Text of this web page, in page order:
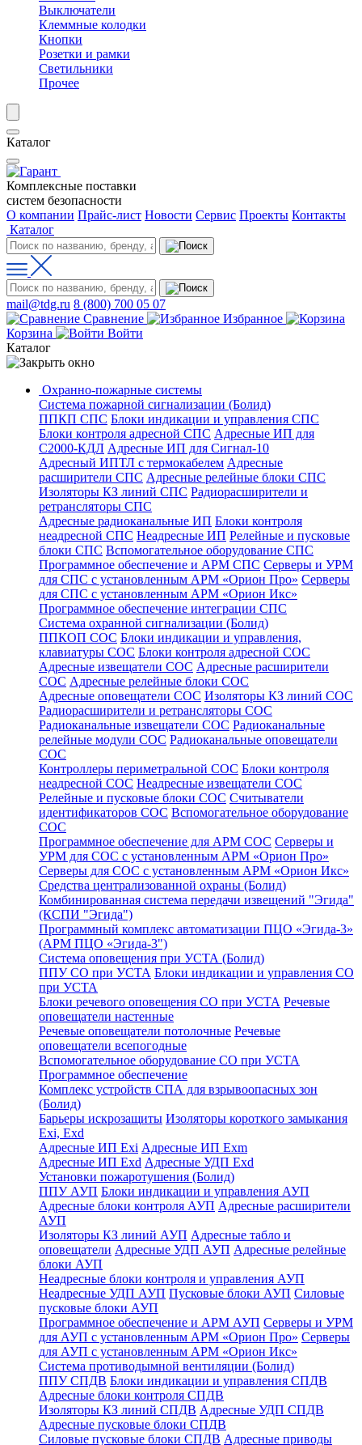
Выключатели
Клеммные колодки
Кнопки
Розетки и рамки
Светильники
Прочее
Каталог
Комплексные поставки
систем безопасности
О компании Прайс-лист Новости Сервис Проекты Контакты
Каталог
mail@tdg.ru 8 (800) 700 05 07
Сравнение
Избранное
Корзина
Войти
Каталог
Охранно-пожарные системы
Система пожарной сигнализации (Болид)
ППКП СПС Блоки индикации и управления СПС
Блоки контроля адресной СПС Адресные ИП для
С2000-КДЛ Адресные ИП для Сигнал-10
Адресный ИПТЛ с термокабелем Адресные
расширители СПС Адресные релейные блоки СПС
Изоляторы КЗ линий СПС Радиорасширители и
ретрансляторы СПС
Адресные радиоканальные ИП Блоки контроля
неадресной СПС Неадресные ИП Релейные и пусковые
блоки СПС Вспомогательное оборудование СПС
Программное обеспечение и АРМ СПС Серверы и УРМ
для СПС с установленным АРМ «Орион Про» Серверы
для СПС с установленным АРМ «Орион Икс»
Программное обеспечение интеграции СПС
Система охранной сигнализации (Болид)
ППКОП СОС Блоки индикации и управления,
клавиатуры СОС Блоки контроля адресной СОС
Адресные извещатели СОС Адресные расширители
СОС Адресные релейные блоки СОС
Адресные оповещатели СОС Изоляторы КЗ линий СОС
Радиорасширители и ретрансляторы СОС
Радиоканальные извещатели СОС Радиоканальные
релейные модули СОС Радиоканальные оповещатели
СОС
Контроллеры периметральной СОС Блоки контроля
неадресной СОС Неадресные извещатели СОС
Релейные и пусковые блоки СОС Считыватели
идентификаторов СОС Вспомогательное оборудование
СОС
Программное обеспечение для АРМ СОС Серверы и
УРМ для СОС с установленным АРМ «Орион Про»
Серверы для СОС с установленным АРМ «Орион Икс»
Средства централизованной охраны (Болид)
Комбинированная система передачи извещений "Эгида"
(КСПИ "Эгида")
Программный комплекс автоматизации ПЦО «Эгида-3»
(АРМ ПЦО «Эгида-3")
Система оповещения при УСТА (Болид)
ППУ СО при УСТА Блоки индикации и управления СО
при УСТА
Блоки речевого оповещения СО при УСТА Речевые
оповещатели настенные
Речевые оповещатели потолочные Речевые
оповещатели всепогодные
Вспомогательное оборудование СО при УСТА
Программное обеспечение
Комплекс устройств СПА для взрывоопасных зон
(Болид)
Барьеры искрозащиты Изоляторы короткого замыкания
Exi, Exd
Адресные ИП Exi Адресные ИП Exm
Адресные ИП Exd Адресные УДП Exd
Установки пожаротушения (Болид)
ППУ АУП Блоки индикации и управления АУП
Адресные блоки контроля АУП Адресные расширители
АУП
Изоляторы КЗ линий АУП Адресные табло и
оповещатели Адресные УДП АУП Адресные релейные
блоки АУП
Неадресные блоки контроля и управления АУП
Неадресные УДП АУП Пусковые блоки АУП Силовые
пусковые блоки АУП
Программное обеспечение и АРМ АУП Серверы и УРМ
для АУП с установленным АРМ «Орион Про» Серверы
для АУП с установленным АРМ «Орион Икс»
Система противодымной вентиляции (Болид)
ППУ СПДВ Блоки индикации и управления СПДВ
Адресные блоки контроля СПДВ
Изоляторы КЗ линий СПДВ Адресные УДП СПДВ
Адресные пусковые блоки СПДВ
Силовые пусковые блоки СПДВ Адресные приводы